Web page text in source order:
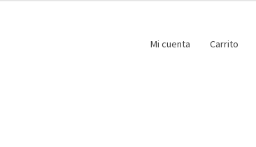
Mi cuenta Carrito